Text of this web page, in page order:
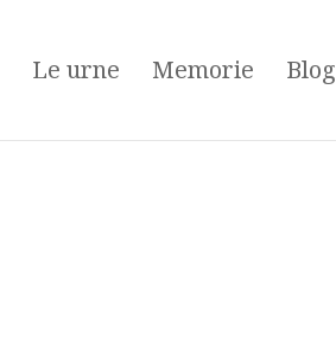
Le urne Memorie Blog